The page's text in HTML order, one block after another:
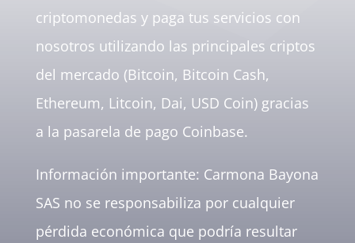
criptomonedas y paga tus servicios con
nosotros utilizando las principales criptos
del mercado (Bitcoin, Bitcoin Cash,
Ethereum, Litcoin, Dai, USD Coin) gracias
a la pasarela de pago Coinbase.
Información importante: Carmona Bayona
SAS no se responsabiliza por cualquier
pérdida económica que podría resultar